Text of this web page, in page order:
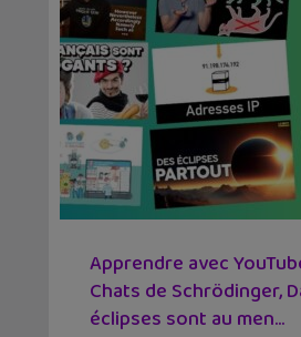
Apprendre avec
Chats de Schrödinger,
éclipses sont au men...